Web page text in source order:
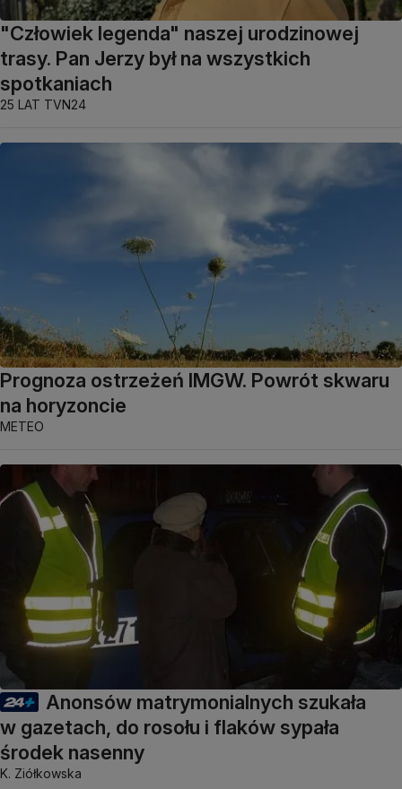
"Człowiek legenda" naszej urodzinowej
trasy. Pan Jerzy był na wszystkich
spotkaniach
25 LAT TVN24
Prognoza ostrzeżeń IMGW. Powrót skwaru
na horyzoncie
METEO
Anonsów matrymonialnych szukała
w gazetach, do rosołu i flaków sypała
środek nasenny
K. Ziółkowska